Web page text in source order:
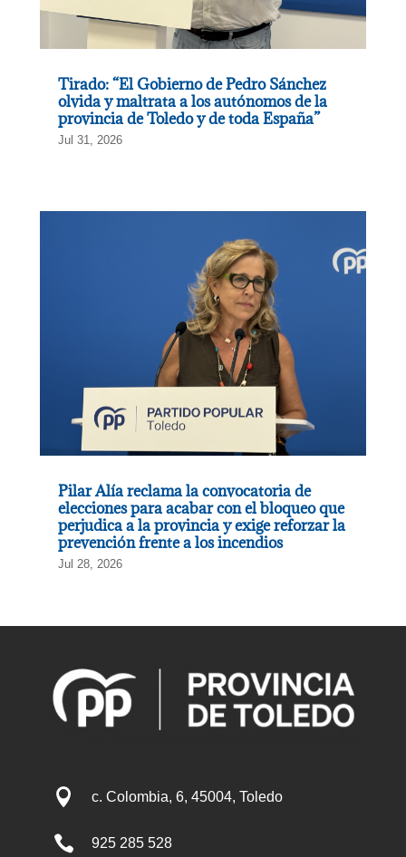
Tirado: “El Gobierno de Pedro Sánchez
olvida y maltrata a los autónomos de la
provincia de Toledo y de toda España”
Jul 31, 2026
Pilar Alía reclama la convocatoria de
elecciones para acabar con el bloqueo que
perjudica a la provincia y exige reforzar la
prevención frente a los incendios
Jul 28, 2026
 c. Colombia, 6, 45004, Toledo
 925 285 528